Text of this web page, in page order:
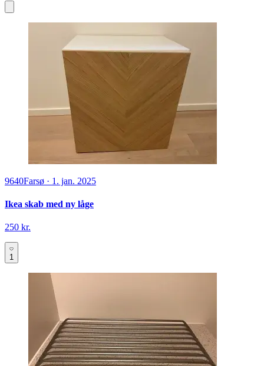
9640Farsø · 1. jan. 2025
Ikea skab med ny låge
250 kr.
1